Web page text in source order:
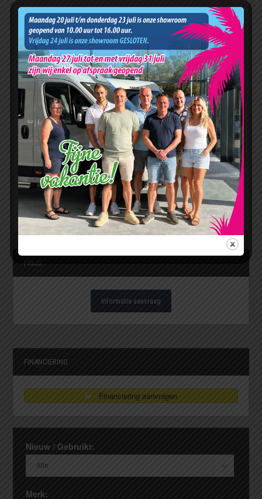
Wanneer u dit niet wenst wordt de Mc Louis Carat 873 G geleverd
zoals staand met 9 maanden garantie.
Graag tot binnenkort bij Ron Hazenberg Campers aan de
Grotelant 2, 9679 VA Scheemda (A7 afslag 46) 0597-676666
Onze openingstijden (actueel www.ronhazenberg.nl)
ma – vrijdag 09.00 uur – 17.00 uur
zaterdag uitsluitend geopend op afspraak
Zon – en feestdagen gesloten
Ondanks onze zorgvuldigheid kunnen aan de advertentie geen
rechten worden ontleend
Deel deze pagina:
Facebook X
PRIJS.
Informatie aanvraag
FINANCIERING
Financiering aanvragen
Nieuw / Gebruikt:
Merk: